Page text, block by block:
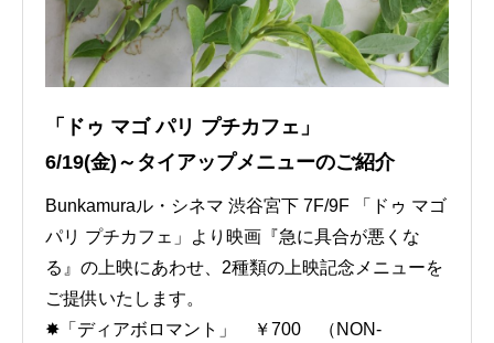
「ドゥ マゴ パリ プチカフェ」
6/19(金)～タイアップメニューのご紹介
Bunkamuraル・シネマ 渋谷宮下 7F/9F 「ドゥ マゴ
パリ プチカフェ」より映画『急に具合が悪くな
る』の上映にあわせ、2種類の上映記念メニューを
ご提供いたします。
✸「ディアボロマント」 ￥700 （NON-